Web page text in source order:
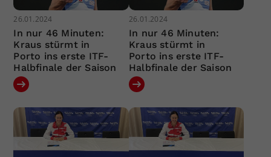
26.01.2024
In nur 46 Minuten:
Kraus stürmt in
Porto ins erste ITF-
Halbfinale der Saison
26.01.2024
In nur 46 Minuten:
Kraus stürmt in
Porto ins erste ITF-
Halbfinale der Saison